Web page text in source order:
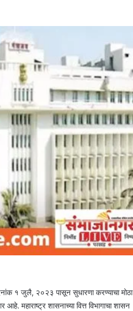
१ जुलै, २०२३ पासून सुधारणा करण्याचा मोठा
महाराष्ट्र शासनाच्या वित्त विभागाचा शासन